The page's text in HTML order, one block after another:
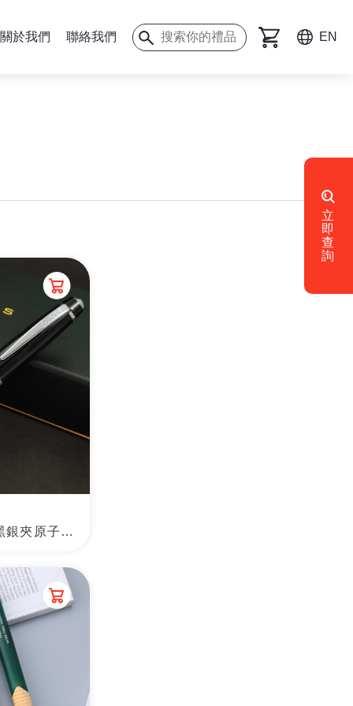
關於我們 聯絡我們 EN
Cross Bailey系列亮黑銀夾原子筆
立
即
查
詢